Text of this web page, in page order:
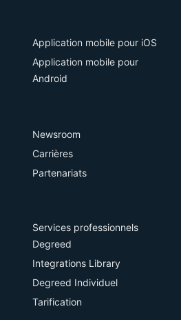
Application mobile pour iOS
Application mobile pour
Android
Newsroom
Carrières
Partenariats
Services professionnels
Degreed
Integrations Library
Degreed Individuel
Tarification